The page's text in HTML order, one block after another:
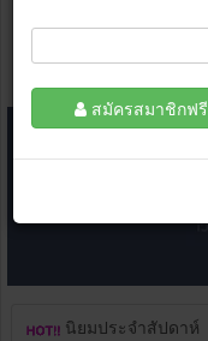
นิยมประจำสัปดาห์
สมัครสมาชิกฟรี